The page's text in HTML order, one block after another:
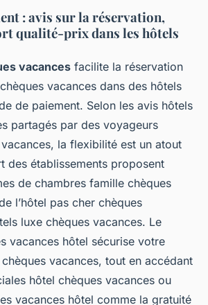
: avis sur la réservation,
qualité-prix dans les hôtels
vacances facilite la réservation
vacances dans des hôtels
de paiement. Selon les avis hôtels
partagés par des voyageurs
la flexibilité est un atout
des établissements proposent
de chambres famille chèques
l’hôtel pas cher chèques
luxe chèques vacances. Le
vacances hôtel sécurise votre
vacances, tout en accédant
hôtel chèques vacances ou
vacances hôtel comme la gratuité